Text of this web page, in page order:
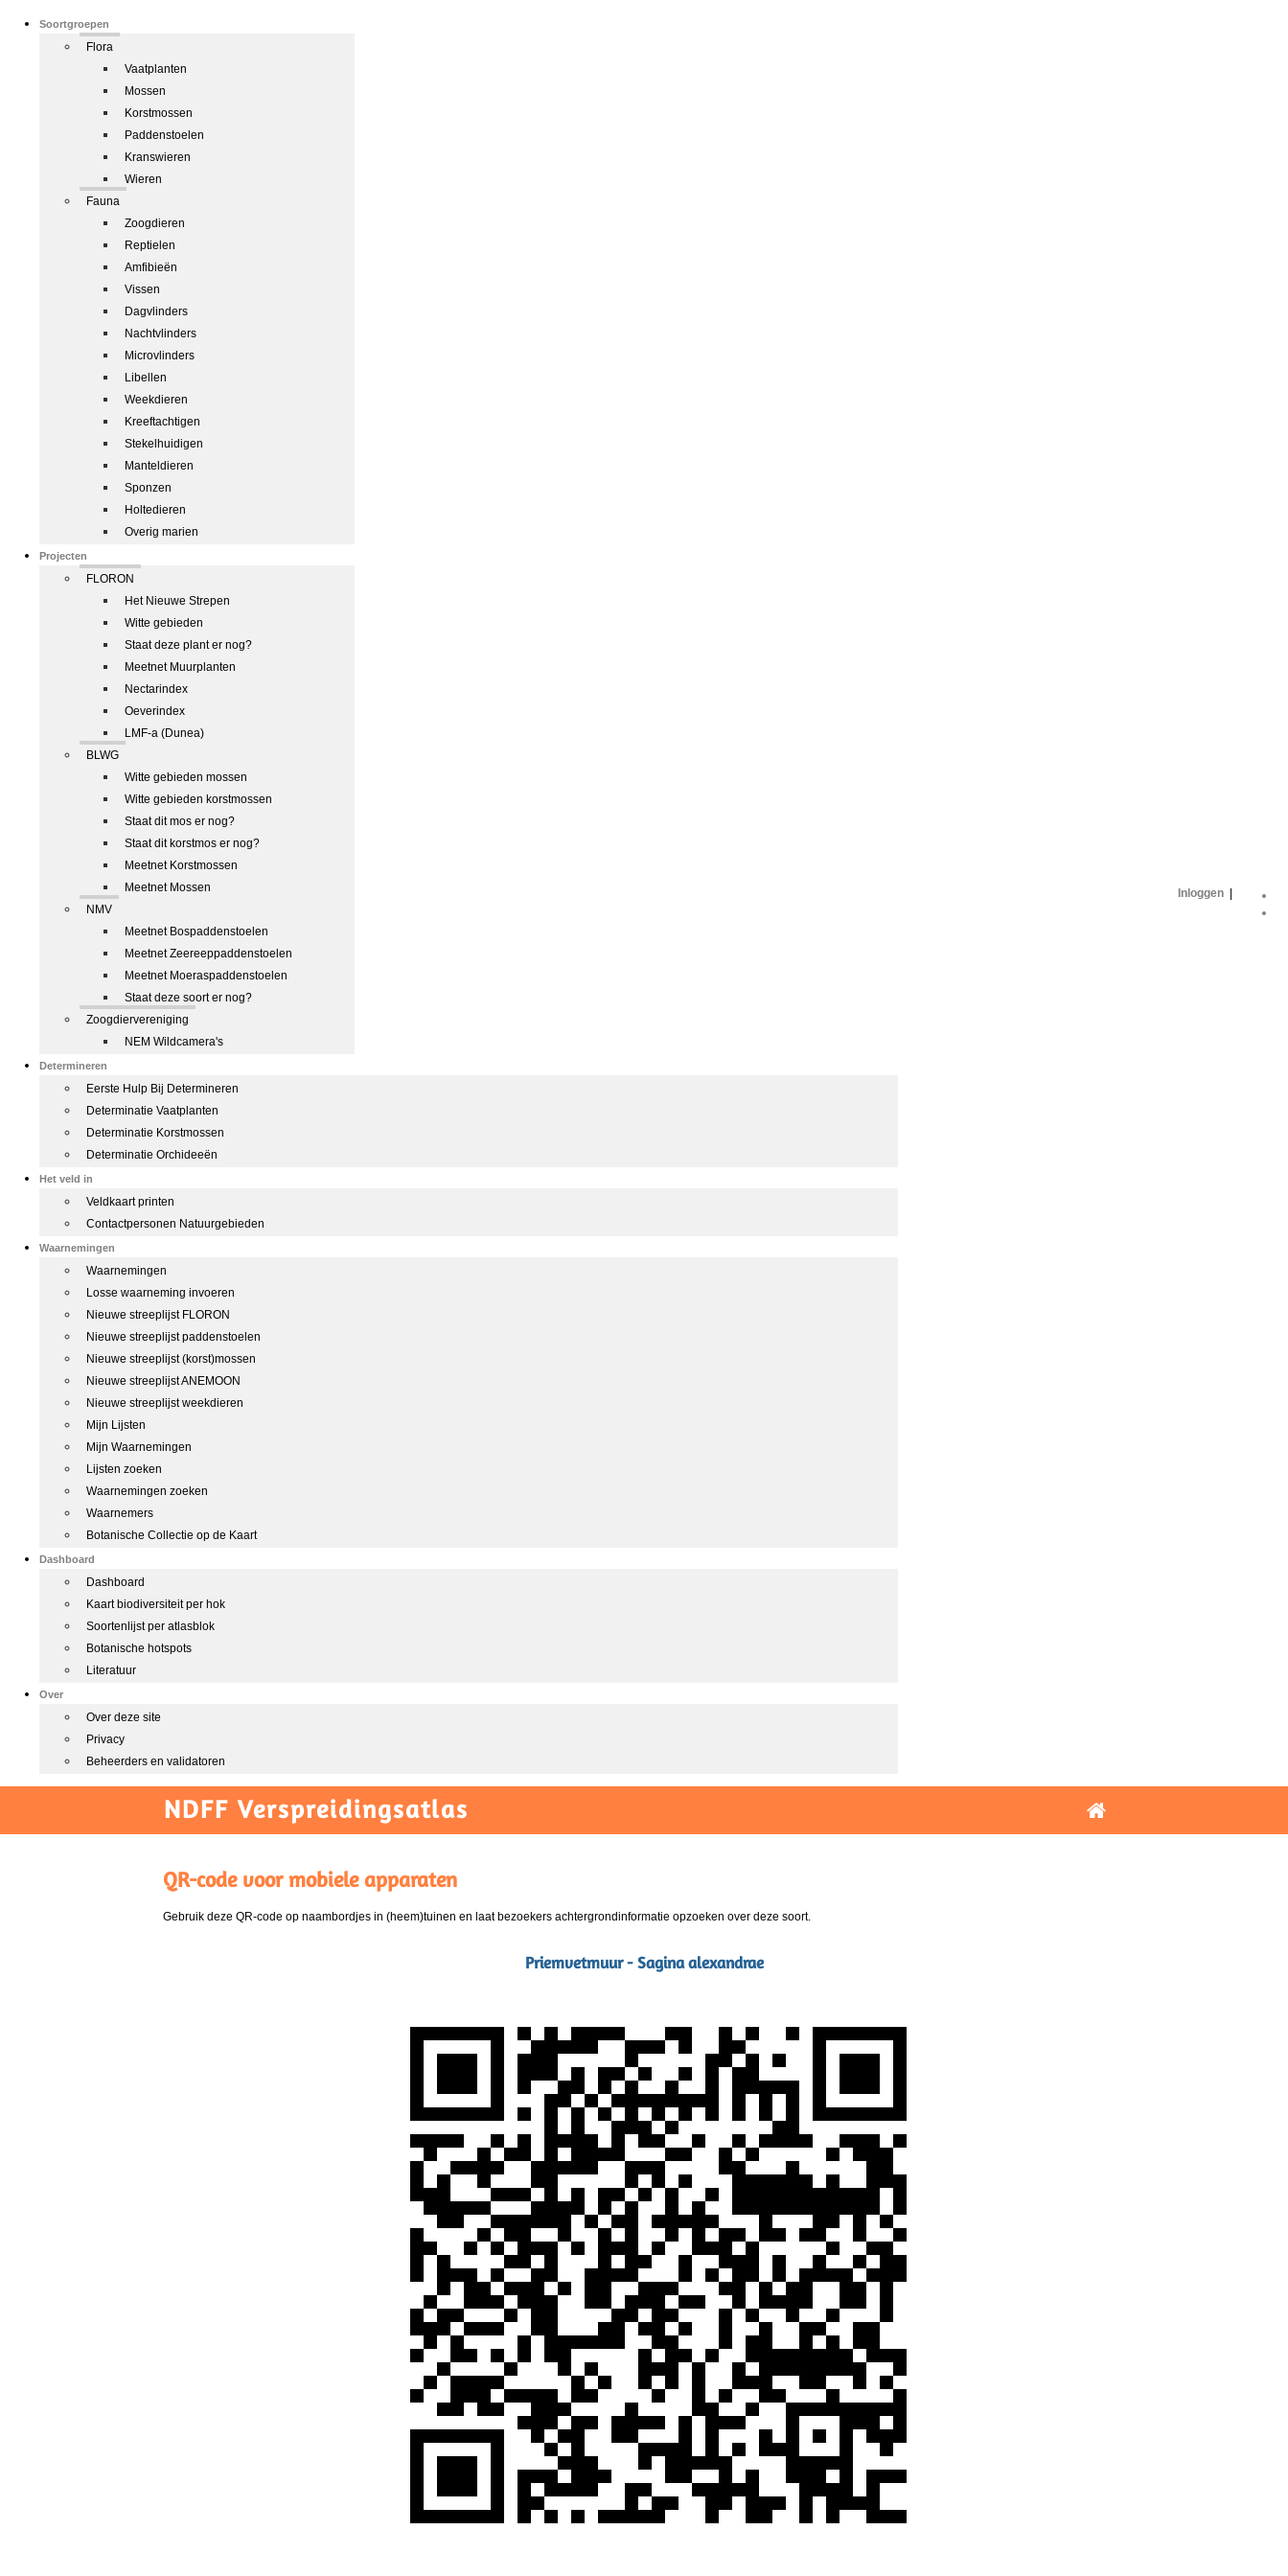
Soortgroepen
Flora
Vaatplanten
Mossen
Korstmossen
Paddenstoelen
Kranswieren
Wieren
Fauna
Zoogdieren
Reptielen
Amfibieën
Vissen
Dagvlinders
Nachtvlinders
Microvlinders
Libellen
Weekdieren
Kreeftachtigen
Stekelhuidigen
Manteldieren
Sponzen
Holtedieren
Overig marien
Projecten
FLORON
Het Nieuwe Strepen
Witte gebieden
Staat deze plant er nog?
Meetnet Muurplanten
Nectarindex
Oeverindex
LMF-a (Dunea)
BLWG
Witte gebieden mossen
Witte gebieden korstmossen
Staat dit mos er nog?
Staat dit korstmos er nog?
Meetnet Korstmossen
Meetnet Mossen
NMV
Meetnet Bospaddenstoelen
Meetnet Zeereeppaddenstoelen
Meetnet Moeraspaddenstoelen
Staat deze soort er nog?
Zoogdiervereniging
NEM Wildcamera's
Determineren
Eerste Hulp Bij Determineren
Determinatie Vaatplanten
Determinatie Korstmossen
Determinatie Orchideeën
Het veld in
Veldkaart printen
Contactpersonen Natuurgebieden
Waarnemingen
Waarnemingen
Losse waarneming invoeren
Nieuwe streeplijst FLORON
Nieuwe streeplijst paddenstoelen
Nieuwe streeplijst (korst)mossen
Nieuwe streeplijst ANEMOON
Nieuwe streeplijst weekdieren
Mijn Lijsten
Mijn Waarnemingen
Lijsten zoeken
Waarnemingen zoeken
Waarnemers
Botanische Collectie op de Kaart
Dashboard
Dashboard
Kaart biodiversiteit per hok
Soortenlijst per atlasblok
Botanische hotspots
Literatuur
Over
Over deze site
Privacy
Beheerders en validatoren
Inloggen
NDFF Verspreidingsatlas
QR-code voor mobiele apparaten
Gebruik deze QR-code op naambordjes in (heem)tuinen en laat bezoekers achtergrondinformatie opzoeken over deze soort.
Priemvetmuur - Sagina alexandrae